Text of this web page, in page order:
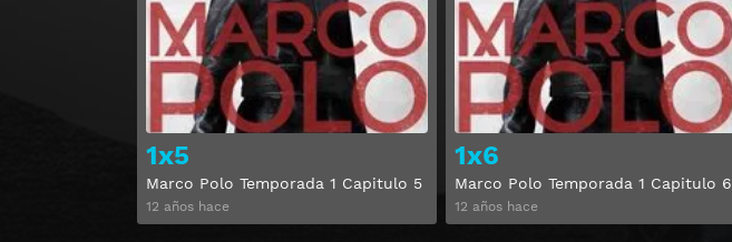
1x5
Marco Polo Temporada 1 Capitulo 5
12 años hace
1x6
Marco Polo Temporada 1 Capitulo 6
12 años hace